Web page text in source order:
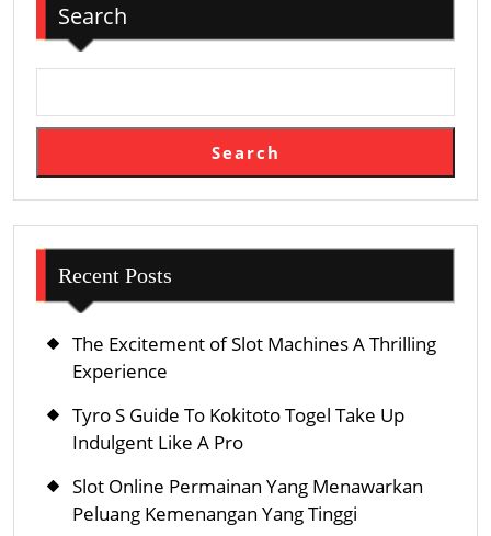
인
넷
도
발
Search
Search
Recent Posts
The Excitement of Slot Machines A Thrilling
Experience
Tyro S Guide To Kokitoto Togel Take Up
Indulgent Like A Pro
Slot Online Permainan Yang Menawarkan
Peluang Kemenangan Yang Tinggi